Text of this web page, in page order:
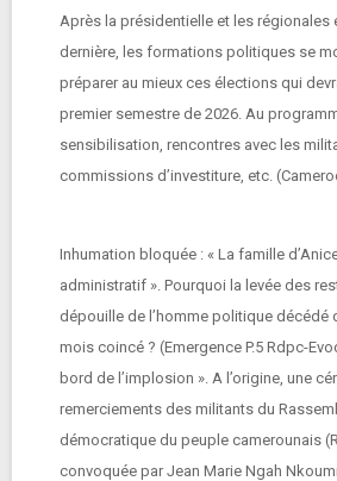
Après la présidentielle et les régionales
dernière, les formations politiques se
préparer au mieux ces élections qui
premier semestre de 2026. Au
sensibilisation, rencontres avec les
commissions d’investiture, etc.
Inhumation bloquée : « La famille
administratif ». Pourquoi la levée des
dépouille de l’homme politique décédé
mois coincé ? (Emergence P.5 Rdpc-
bord de l’implosion ». A l’origine, une
remerciements des militants du
démocratique du peuple camerounais
convoquée par Jean Marie Ngah